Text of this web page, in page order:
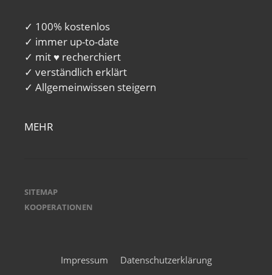
✓ 100% kostenlos
✓ immer up-to-date
✓ mit ♥ recherchiert
✓ verständlich erklärt
✓ Allgemeinwissen steigern
MEHR
SITEMAP
KOOPERATIONEN
Impressum Datenschutzerklärung